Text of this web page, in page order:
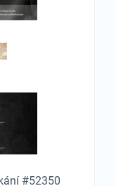
#52350